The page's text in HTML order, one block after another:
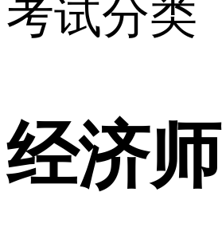
考试分类
经济师